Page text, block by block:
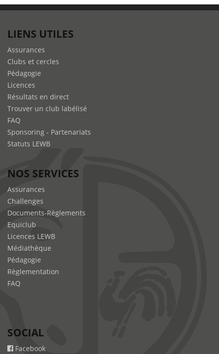
LIENS UTILES
Assurances
Clubs et cercles
Pédagogie
Licences
Résultats en direct
Trouver un club labélisé
FAQ
Sponsoring - Partenariats
Statuts LEWB
NOS SERVICES
Assurances
Challenges
Documents-Règlements
Equiclub
Licences LEWB
Médiathèque
Pédagogie
Règlementation
FAQ
SOCIAL
Facebook